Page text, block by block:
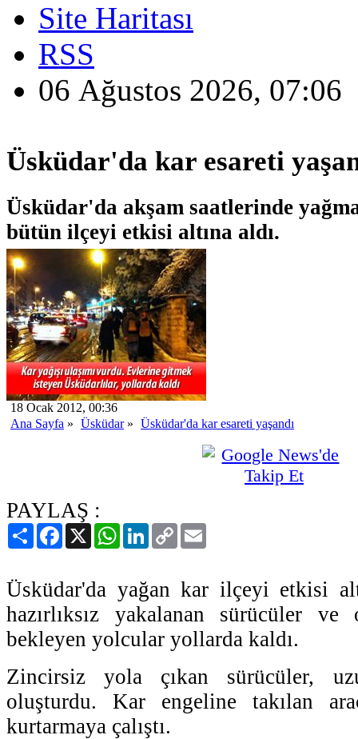
Site Haritası
RSS
06 Ağustos 2026, 07:06
Üsküdar'da kar esareti
Üsküdar'da akşam saatlerinde
bütün ilçeyi etkisi altına aldı.
18 Ocak 2012, 00:36
Ana Sayfa » Üsküdar» Üsküdar'da kar esareti yaşandı
PAYLAŞ :
PaylaşFacebook
X WhatsAppLinkedIn
Copy
Link
Üsküdar'da yağan kar ilçeyi etkisi
hazırlıksız yakalanan sürücüler ve
bekleyen yolcular yollarda kaldı.
Zincirsiz yola çıkan sürücüler,
oluşturdu. Kar engeline takılan
kurtarmaya çalıştı.